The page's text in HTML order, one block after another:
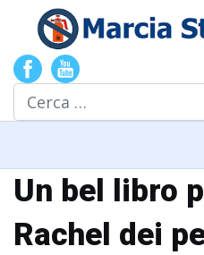
Cerca
Un bel libro
Rachel dei